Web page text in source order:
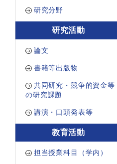
研究分野
研究活動
論文
書籍等出版物
共同研究・競争的資金等
の研究課題
講演・口頭発表等
教育活動
担当授業科目（学内）